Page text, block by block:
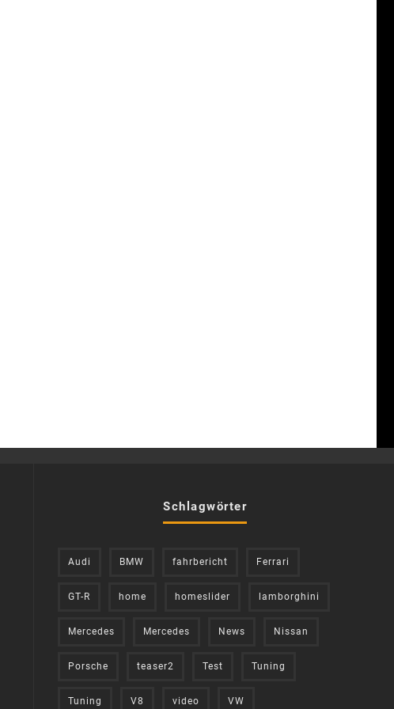
Schlagwörter
Audi BMW fahrbericht Ferrari
GT-R home homeslider lamborghini
Mercedes Mercedes News Nissan
Porsche teaser2 Test Tuning
Tuning V8 video VW